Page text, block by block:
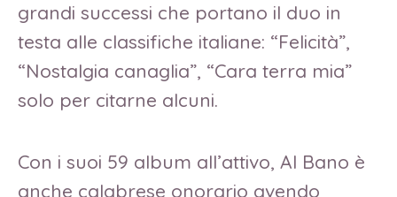
grandi successi che portano il duo in
testa alle classifiche italiane: “Felicità”,
“Nostalgia canaglia”, “Cara terra mia”
solo per citarne alcuni.
Con i suoi 59 album all’attivo, Al Bano è
anche calabrese onorario avendo